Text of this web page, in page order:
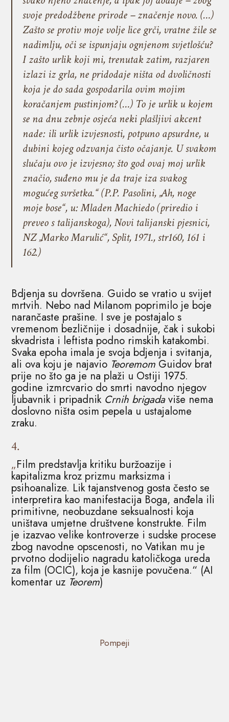
svoje predodžbene prirode – značenje novo. (…)
Zašto se protiv moje volje lice grči, vratne žile se
nadimlju, oči se ispunjaju ognjenom svjetlošću?
I zašto urlik koji mi, trenutak zatim, razjaren
izlazi iz grla, ne pridodaje ništa od dvoličnosti
koja je do sada gospodarila ovim mojim
koračanjem pustinjom? (…) To je urlik u kojem
se na dnu zebnje osjeća neki plašljivi akcent
nade: ili urlik izvjesnosti, potpuno apsurdne, u
dubini kojeg odzvanja čisto očajanje. U svakom
slučaju ovo je izvjesno; što god ovaj moj urlik
značio, suđeno mu je da traje iza svakog
mogućeg svršetka.“ (P.P. Pasolini, „Ah, noge
moje bose“, u: Mladen Machiedo (priredio i
preveo s talijanskoga),Novi talijanski pjesnici,
NZ „Marko Marulić“, Split, 1971., str160, 161 i
162.)
Bdjenja su dovršena. Guido se vratio u svijet
mrtvih. Nebo nad Milanom poprimilo je boje
narančaste prašine. I sve je postajalo s
vremenom bezličnije i dosadnije, čak i sukobi
skvadrista i leftista podno rimskih katakombi.
Svaka epoha imala je svoja bdjenja i svitanja,
ali ova koju je najavio Teoremom Guidov brat
prije no što ga je na plaži u Ostiji 1975.
godine izmrcvario do smrti navodno njegov
ljubavnik i pripadnik Crnih brigadaviše nema
doslovno ništa osim pepela u ustajalome
zraku.
4.
„Film predstavlja kritiku buržoazije i
kapitalizma kroz prizmu marksizma i
psihoanalize. Lik tajanstvenog gosta često se
interpretira kao manifestacija Boga, anđela ili
primitivne, neobuzdane seksualnosti koja
uništava umjetne društvene konstrukte. Film
je izazvao velike kontroverze i sudske procese
zbog navodne opscenosti, no Vatikan mu je
prvotno dodijelio nagradu katoličkoga ureda
za film (OCIC), koja je kasnije povučena.“ (AI
komentar uz Teorem)
Pompeji